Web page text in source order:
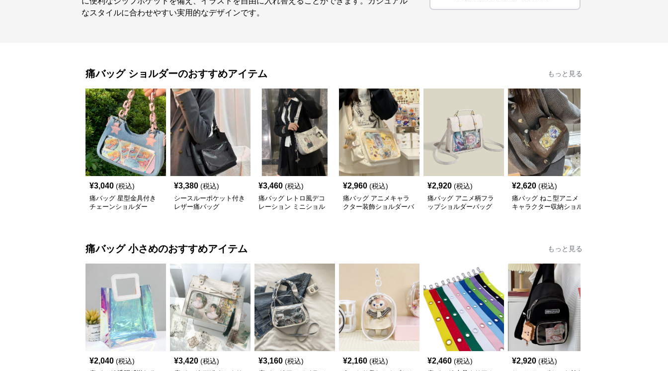
なスタイルに合わせやすい実用的なデザインです。
痛バッグ ショルダーのおすすめアイテム もっと見る
¥3,040 (税込)
痛バッグ 星型金具付き
チェーンショルダー
¥3,380 (税込)
シースルーポケット付き
レザー痛バッグ
¥3,460 (税込)
痛バッグ レトロ風デコ
レーション ミニショル
¥2,960 (税込)
痛バッグ アニメキャラ
クター装飾ショルダーバ
¥2,920 (税込)
痛バッグ アニメ柄フラ
ップショルダーバッグ
¥2,620 (税込)
痛バッグ ねこ型アニメ
キャラクター収納ショル
痛バッグ 小さめのおすすめアイテム もっと見る
¥2,040 (税込) ¥3,420 (税込) ¥3,160 (税込) ¥2,160 (税込) ¥2,460 (税込) ¥2,920 (税込)